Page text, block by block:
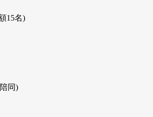
15名)
同)